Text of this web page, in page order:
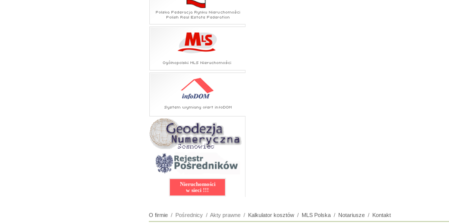
Nieruchomości
w sieci !!!
O firmie / Pośrednicy / Akty prawne / Kalkulator kosztów / MLS Polska / Notariusze / Kontakt